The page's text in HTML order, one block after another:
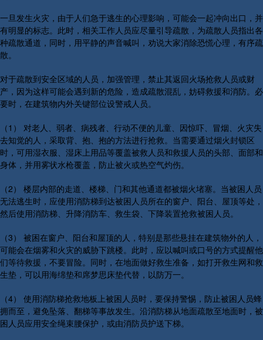
一旦发生火灾，由于人们急于逃生的心理影响，可能会一起冲向出口，并
有明显的标志。此时，相关工作人员应尽量引导疏散，为疏散人员指出各
种疏散通道，同时，用平静的声音喊叫，劝说大家消除恐慌心理，有序疏
散。
对于疏散到安全区域的人员，加强管理，禁止其返回火场抢救人员或财
产，因为这样可能会遇到新的危险，造成疏散混乱，妨碍救援和消防。必
要时，在建筑物内外关键部位设警戒人员。
（1） 对老人、弱者、病残者、行动不便的儿童、因惊吓、冒烟、火灾失
去知觉的人，采取背、抱、抱的方法进行抢救。当需要通过烟火封锁区
时，可用湿衣服、湿床上用品等覆盖被救人员和救援人员的头部、面部和
身体，并用雾状水枪覆盖，防止被火或热空气灼伤。
（2） 楼层内部的走道、楼梯、门和其他通道都被烟火堵塞。当被困人员
无法逃生时，应使用消防梯到达被困人员所在的窗户、阳台、屋顶等处，
然后使用消防梯、升降消防车、救生袋、下降装置抢救被困人员。
（3） 被困在窗户、阳台和屋顶的人，特别是那些悬挂在建筑物外的人，
可能会在烟雾和火灾的威胁下跳楼。此时，应以喊叫或口号的方式提醒他
们等待救援，不要冒险。同时，在地面做好救生准备，如打开救生网和救
生垫，可以用海绵垫和席梦思床垫代替，以防万一。
（4） 使用消防梯抢救地板上被困人员时，要保持警惕，防止被困人员蜂
拥而至，避免坠落、翻梯等事故发生。沿消防梯从地面疏散至地面时，被
困人员应用安全绳束腰保护，或由消防员护送下梯。